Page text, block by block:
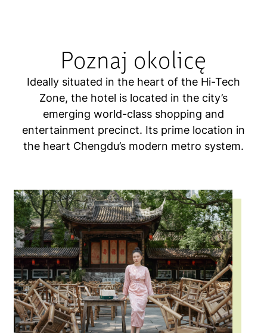
Poznaj okolicę
Ideally situated in the heart of the Hi-Tech
Zone, the hotel is located in the city’s
emerging world-class shopping and
entertainment precinct. Its prime location in
the heart Chengdu’s modern metro system.